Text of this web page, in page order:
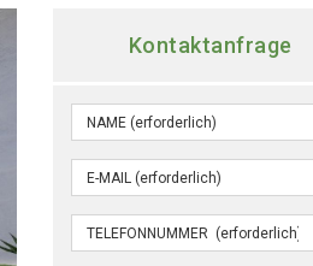
Kontaktanfrage